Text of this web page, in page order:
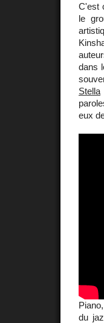
C'est
le
dans
Stella
eux
du